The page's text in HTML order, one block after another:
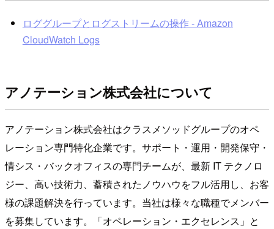
ロググループとログストリームの操作 - Amazon
CloudWatch Logs
アノテーション株式会社について
アノテーション株式会社はクラスメソッドグループのオペ
レーション専門特化企業です。サポート・運用・開発保守・
情シス・バックオフィスの専門チームが、最新 IT テクノロ
ジー、高い技術力、蓄積されたノウハウをフル活用し、お客
様の課題解決を行っています。当社は様々な職種でメンバー
を募集しています。「オペレーション・エクセレンス」と